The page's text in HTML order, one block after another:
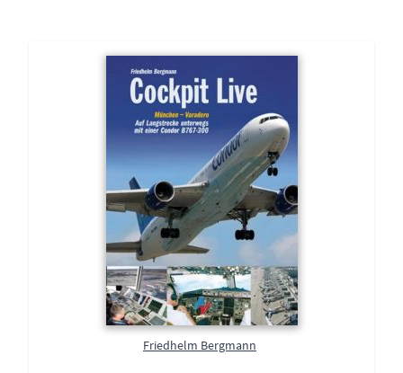
Friedhelm Bergmann